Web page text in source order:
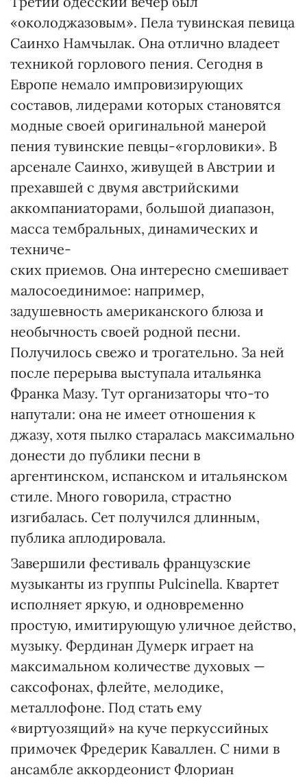
«околоджазовым». Пела тувинская певица
Саинхо Намчылак. Она отлично владеет
техникой горлового пения. Сегодня в
Европе немало импровизирующих
составов, лидерами которых становятся
модные своей оригинальной манерой
пения тувинские певцы-«горловики». В
арсенале Саинхо, живущей в Австрии и
прехавшей с двумя австрийскими
аккомпаниаторами, большой диапазон,
масса тембральных, динамических и
техниче-
ских приемов. Она интересно смешивает
малосоединимое: например,
задушевность американского блюза и
необычность своей родной песни.
Получилось свежо и трогательно. За ней
после перерыва выступала итальянка
Франка Мазу. Тут организаторы что-то
напутали: она не имеет отношения к
джазу, хотя пылко старалась максимально
донести до публики песни в
аргентинском, испанском и итальянском
стиле. Много говорила, страстно
изгибалась. Сет получился длинным,
публика аплодировала.
Завершили фестиваль французские
музыканты из группы Pulcinella. Квартет
исполняет яркую, и одновременно
простую, имитирующую уличное действо,
музыку. Фердинан Думерк играет на
максимальном количестве духовых —
саксофонах, флейте, мелодике,
металлофоне. Под стать ему
«виртуозящий» на куче перкуссийных
примочек Фредерик Каваллен. С ними в
ансамбле аккордеонист Флориан